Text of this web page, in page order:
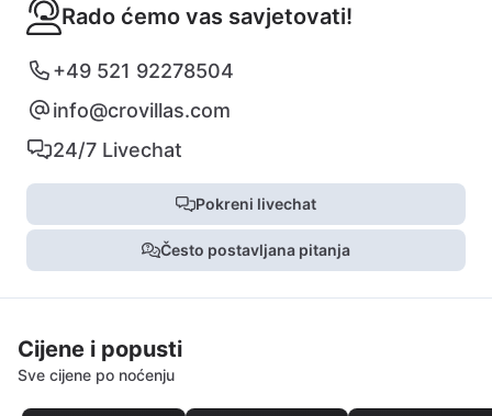
Rado ćemo vas savjetovati!
+49 521 92278504
info@crovillas.com
24/7 Livechat
Pokreni livechat
Često postavljana pitanja
Cijene i popusti
Sve cijene po noćenju